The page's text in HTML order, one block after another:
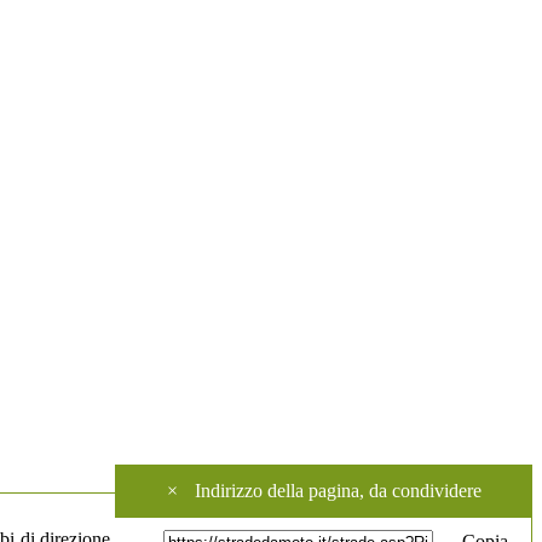
× Indirizzo della pagina, da condividere